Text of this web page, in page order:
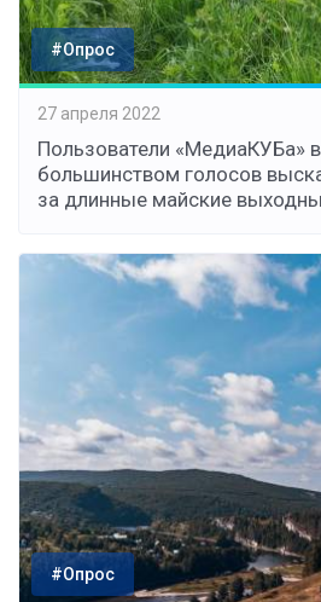
#Опрос
27 апреля 2022
Пользователи «МедиаКУБа»
большинством голосов
за длинные майские
#Опрос